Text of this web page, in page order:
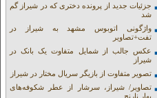
جزئیات جدید از پرونده دختری که در شیراز گم
شد
واژگونی اتوبوس مشهد به شیراز در
تفت+تصاویر
عکس جالب از شمایل متفاوت یک بانک در
شیراز
تصویر متفاوت از بازیگر سریال مختار در شیراز
تصاویر/ شیراز، سرشار از عطر شکوفه‌های
بهار نارنج